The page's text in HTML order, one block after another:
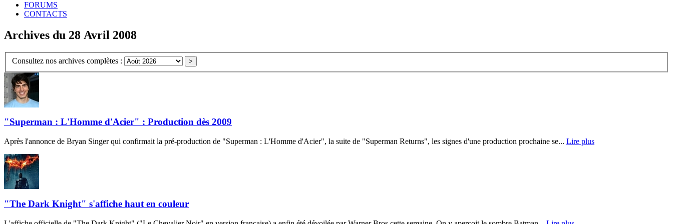
FORUMS
CONTACTS
Archives du 28 Avril 2008
Consultez nos archives complètes :
"Superman : L'Homme d'Acier" : Production dès 2009
Après l'annonce de Bryan Singer qui confirmait la pré-production de "Superman : L'Homme d'Acier", la suite de "Superman Returns", les signes d'une production prochaine se... Lire plus
"The Dark Knight" s'affiche haut en couleur